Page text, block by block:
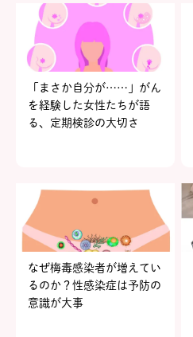
「まさか自分が……」がん
を経験した女性たちが語
る、定期検診の大切さ
なぜ梅毒感染者が増えてい
るのか？性感染症は予防の
意識が大事